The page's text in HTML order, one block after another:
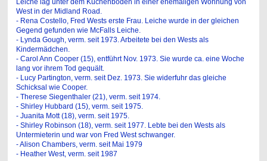
Leiche lag unter dem Küchenboden in einer ehemaligen Wohnung von
West in der Midland Road.
- Rena Costello, Fred Wests erste Frau. Leiche wurde in der gleichen
Gegend gefunden wie McFalls Leiche.
- Lynda Gough, verm. seit 1973. Arbeitete bei den Wests als
Kindermädchen.
- Carol Ann Cooper (15), entführt Nov. 1973. Sie wurde ca. eine Woche
lang vor ihrem Tod gequält.
- Lucy Partington, verm. seit Dez. 1973. Sie widerfuhr das gleiche
Schicksal wie Cooper.
- Therese Siegenthaler (21), verm. seit 1974.
- Shirley Hubbard (15), verm. seit 1975.
- Juanita Mott (18), verm. seit 1975.
- Shirley Robinson (18), verm. seit 1977. Lebte bei den Wests als
Untermieterin und war von Fred West schwanger.
- Alison Chambers, verm. seit Mai 1979
- Heather West, verm. seit 1987